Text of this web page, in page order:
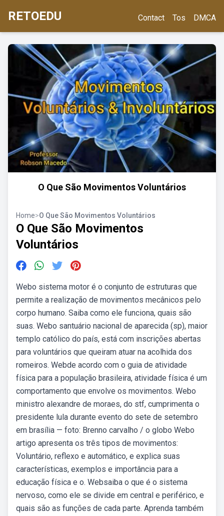
RETOEDU Contact Tos DMCA
O Que São Movimentos Voluntários
Home>O Que São Movimentos Voluntários
O Que São Movimentos
Voluntários
Webo sistema motor é o conjunto de estruturas que
permite a realização de movimentos mecânicos pelo
corpo humano. Saiba como ele funciona, quais são
suas. Webo santuário nacional de aparecida (sp), maior
templo católico do país, está com inscrições abertas
para voluntários que queiram atuar na acolhida dos
romeiros. Webde acordo com o guia de atividade
física para a população brasileira, atividade física é um
comportamento que envolve os movimentos. Webo
ministro alexandre de moraes, do stf, cumprimenta o
presidente lula durante evento do sete de setembro
em brasília — foto: Brenno carvalho / o globo Webo
artigo apresenta os três tipos de movimentos:
Voluntário, reflexo e automático, e explica suas
características, exemplos e importância para a
educação física e o. Websaiba o que é o sistema
nervoso, como ele se divide em central e periférico, e
quais são as funções de cada parte. Aprenda também